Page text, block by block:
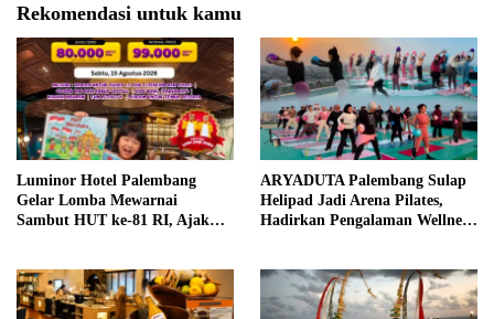
Rekomendasi untuk kamu
Luminor Hotel Palembang
Gelar Lomba Mewarnai
Sambut HUT ke-81 RI, Ajak
ARYADUTA Palembang Sulap
Helipad Jadi Arena Pilates,
Hadirkan Pengalaman Wellness